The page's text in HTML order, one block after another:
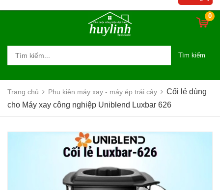
0
Tìm kiếm
Trang chủ Phụ kiện máy xay - máy ép trái cây
Cối lẻ dùng
cho Máy xay công nghiệp Uniblend Luxbar 626